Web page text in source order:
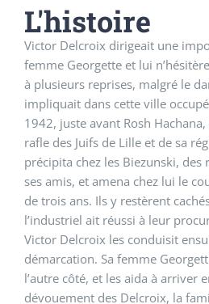
L'histoire
Victor Delcroix dirigeait une
femme Georgette et lui
à plusieurs reprises, malgré le
impliquait dans cette ville
1942, juste avant Rosh
rafle des Juifs de Lille et de sa
précipita chez les Biezunski,
ses amis, et amena chez lui le
de trois ans. Ils y restèrent
l’industriel ait réussi à leur
Victor Delcroix les conduisit
démarcation. Sa femme
l’autre côté, et les aida à arriver
dévouement des Delcroix, la